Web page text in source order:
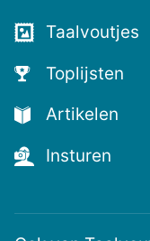
de
nieuwste
voutjes
en
de
voutste
nieuwtjes!
Taalvoutjes
Toplijsten
Artikelen
Insturen